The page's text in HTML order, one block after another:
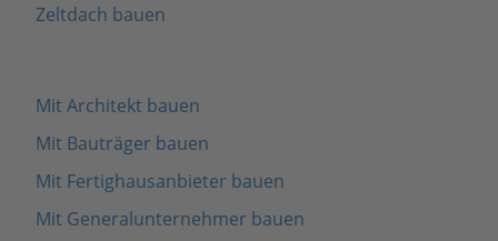
Zeltdach bauen
Mit Architekt bauen
Mit Bauträger bauen
Mit Fertighausanbieter bauen
Mit Generalunternehmer bauen